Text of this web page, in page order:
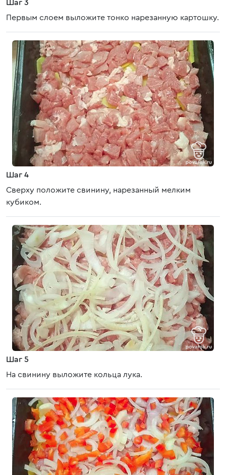
Шаг 3
Первым слоем выложите тонко нарезанную картошку.
Шаг 4
Сверху положите свинину, нарезанный мелким
кубиком.
Шаг 5
На свинину выложите кольца лука.